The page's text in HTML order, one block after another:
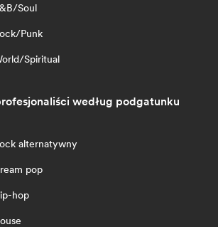
Soul
Punk
Spiritual
według podgatunku
alternatywny
pop
hop